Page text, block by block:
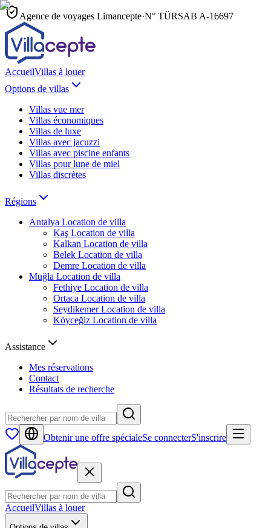
Agence de voyages Limancepte·N° TÜRSAB A-16697
AccueilVillas à louer
Options de villas
Villas vue mer
Villas économiques
Villas de luxe
Villas avec jacuzzi
Villas avec piscine enfants
Villas pour lune de miel
Villas discrètes
Régions
Antalya Location de villa
Kaş Location de villa
Kalkan Location de villa
Belek Location de villa
Demre Location de villa
Muğla Location de villa
Fethiye Location de villa
Ortaca Location de villa
Seydikemer Location de villa
Köyceğiz Location de villa
Assistance
Mes réservations
Contact
Résultats de recherche
Obtenir une offre spécialeSe connecterS'inscrire
AccueilVillas à louer